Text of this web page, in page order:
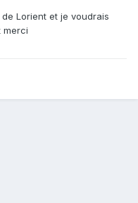
Lorient et je voudrais
merci